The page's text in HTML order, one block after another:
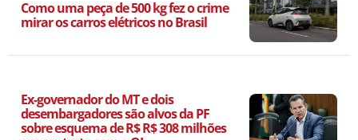
Como uma peça de 500 kg fez o crime
mirar os carros elétricos no Brasil
Ex-governador do MT e dois
desembargadores são alvos da PF
sobre esquema de R$ R$ 308 milhões